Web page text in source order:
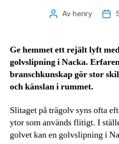
Inläggsförfattare
Av henry
Ge hemmet ett rejält lyft
golvslipning i Nacka.
branschkunskap gör stor
och känslan i rummet.
Slitaget på trägolv syns ofta
ytor som används flitigt. I
golvet kan en golvslipning i